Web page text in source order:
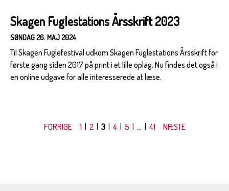
Skagen Fuglestations Årsskrift 2023
SØNDAG 26. MAJ 2024
Til Skagen Fuglefestival udkom Skagen Fuglestations Årsskrift for
første gang siden 2017 på print i et lille oplag. Nu findes det også i
en online udgave for alle interesserede at læse.
FORRIGE 1 2| 3| 4| 5 | ... | 41 NÆSTE